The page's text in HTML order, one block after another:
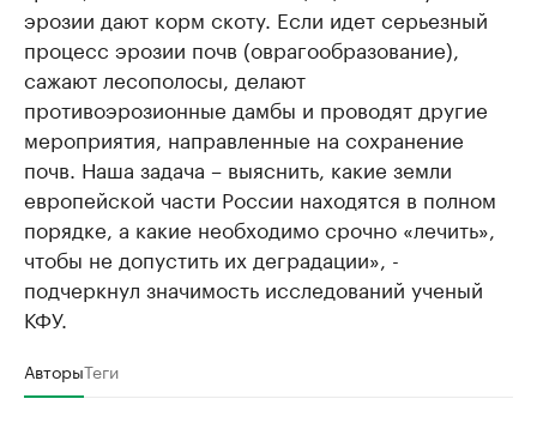
эрозии дают корм скоту. Если идет серьезный
процесс эрозии почв (оврагообразование),
сажают лесополосы, делают
противоэрозионные дамбы и проводят другие
мероприятия, направленные на сохранение
почв. Наша задача – выяснить, какие земли
европейской части России находятся в полном
порядке, а какие необходимо срочно «лечить»,
чтобы не допустить их деградации», -
подчеркнул значимость исследований ученый
КФУ.
АвторыТеги